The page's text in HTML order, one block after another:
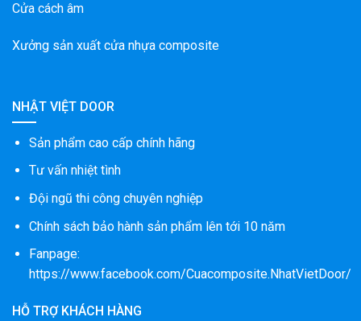
Cửa cách âm
Xưởng sản xuất cửa nhựa composite
NHẬT VIỆT DOOR
Sản phẩm cao cấp chính hãng
Tư vấn nhiệt tình
Đội ngũ thi công chuyên nghiệp
Chính sách bảo hành sản phẩm lên tới 10 năm
Fanpage:
https://www.facebook.com/Cuacomposite.NhatVietDoor/
HỖ TRỢ KHÁCH HÀNG